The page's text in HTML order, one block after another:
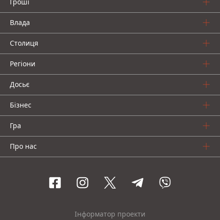
Гроші
Влада
Столиця
Регіони
Досьє
Бізнес
Гра
Про нас
Інформатор проекти